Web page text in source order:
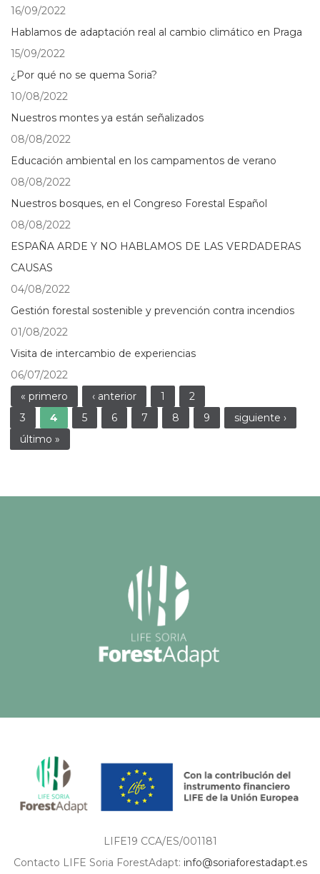
16/09/2022
Hablamos de adaptación real al cambio climático en Praga
15/09/2022
¿Por qué no se quema Soria?
10/08/2022
Nuestros montes ya están señalizados
08/08/2022
Educación ambiental en los campamentos de verano
08/08/2022
Nuestros bosques, en el Congreso Forestal Español
08/08/2022
ESPAÑA ARDE Y NO HABLAMOS DE LAS VERDADERAS
CAUSAS
04/08/2022
Gestión forestal sostenible y prevención contra incendios
01/08/2022
Visita de intercambio de experiencias
06/07/2022
Páginas
« primero ‹ anterior 1
2
3
4 5 6 7 8 9
siguiente ›
último »
LIFE19 CCA/ES/001181
Contacto LIFE Soria ForestAdapt: info@soriaforestadapt.es